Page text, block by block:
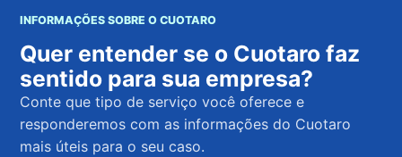
INFORMAÇÕES SOBRE O CUOTARO
Quer entender se o Cuotaro faz
sentido para sua empresa?
Conte que tipo de serviço você oferece e
responderemos com as informações do Cuotaro
mais úteis para o seu caso.